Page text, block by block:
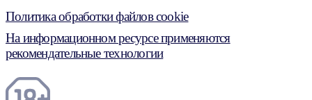
Политика обработки файлов cookie
На информационном ресурсе применяются
рекомендательные технологии